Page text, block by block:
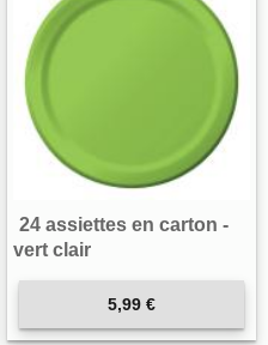
24 assiettes en carton -
vert clair
5,99 €